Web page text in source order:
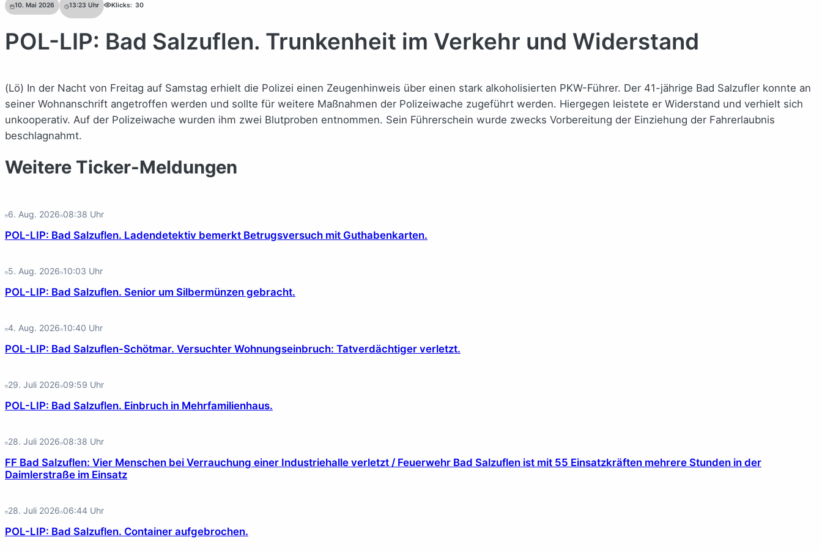
10. Mai 2026 13:23 Uhr Klicks: 30
POL-LIP: Bad Salzuflen. Trunkenheit im Verkehr und Widerstand
(Lö) In der Nacht von Freitag auf Samstag erhielt die Polizei einen Zeugenhinweis über einen stark alkoholisierten PKW-Führer. Der 41-jährige Bad Salzufler konnte an
seiner Wohnanschrift angetroffen werden und sollte für weitere Maßnahmen der Polizeiwache zugeführt werden. Hiergegen leistete er Widerstand und verhielt sich
unkooperativ. Auf der Polizeiwache wurden ihm zwei Blutproben entnommen. Sein Führerschein wurde zwecks Vorbereitung der Einziehung der Fahrerlaubnis
beschlagnahmt.
Weitere Ticker-Meldungen
6. Aug. 2026 08:38 Uhr
POL-LIP: Bad Salzuflen. Ladendetektiv bemerkt Betrugsversuch mit Guthabenkarten.
5. Aug. 2026 10:03 Uhr
POL-LIP: Bad Salzuflen. Senior um Silbermünzen gebracht.
4. Aug. 2026 10:40 Uhr
POL-LIP: Bad Salzuflen-Schötmar. Versuchter Wohnungseinbruch: Tatverdächtiger verletzt.
29. Juli 2026 09:59 Uhr
POL-LIP: Bad Salzuflen. Einbruch in Mehrfamilienhaus.
28. Juli 2026 08:38 Uhr
FF Bad Salzuflen: Vier Menschen bei Verrauchung einer Industriehalle verletzt / Feuerwehr Bad Salzuflen ist mit 55 Einsatzkräften mehrere Stunden in der
Daimlerstraße im Einsatz
28. Juli 2026 06:44 Uhr
POL-LIP: Bad Salzuflen. Container aufgebrochen.